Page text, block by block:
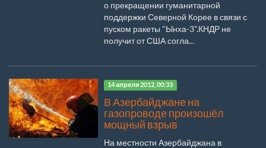
о прекращении гуманитарной
поддержки Северной Корее в связи с
пуском ракеты "Ынха-3".КНДР не
получит от США согла...
14 апреля 2012, 00:33
В Азербайджане на
газопроводе произошёл
мощный взрыв
На местности Азербайджана в